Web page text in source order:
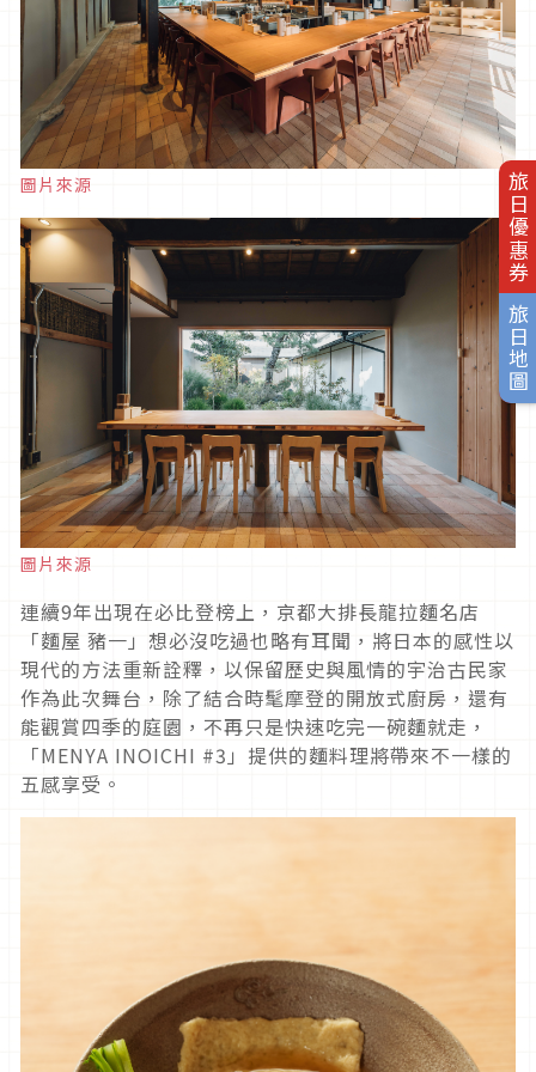
旅日優惠券
旅日地圖
圖片來源
圖片來源
連續9年出現在必比登榜上，京都大排長龍拉麵名店
「麵屋 豬一」想必沒吃過也略有耳聞，將日本的感性以
現代的方法重新詮釋，以保留歷史與風情的宇治古民家
作為此次舞台，除了結合時髦摩登的開放式廚房，還有
能觀賞四季的庭園，不再只是快速吃完一碗麵就走，
「MENYA INOICHI #3」提供的麵料理將帶來不一樣的
五感享受。